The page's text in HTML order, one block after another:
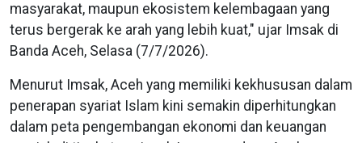
masyarakat, maupun ekosistem kelembagaan yang
terus bergerak ke arah yang lebih kuat," ujar Imsak di
Banda Aceh, Selasa (7/7/2026).
Menurut Imsak, Aceh yang memiliki kekhususan dalam
penerapan syariat Islam kini semakin diperhitungkan
dalam peta pengembangan ekonomi dan keuangan